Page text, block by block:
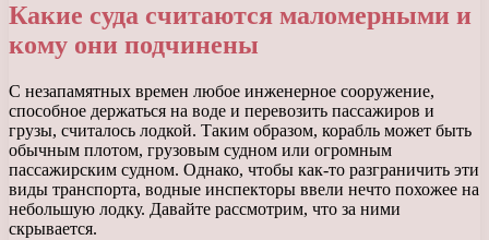
Какие суда считаются маломерными и
кому они подчинены
С незапамятных времен любое инженерное сооружение,
способное держаться на воде и перевозить пассажиров и
грузы, считалось лодкой. Таким образом, корабль может быть
обычным плотом, грузовым судном или огромным
пассажирским судном. Однако, чтобы как-то разграничить эти
виды транспорта, водные инспекторы ввели нечто похожее на
небольшую лодку. Давайте рассмотрим, что за ними
скрывается.